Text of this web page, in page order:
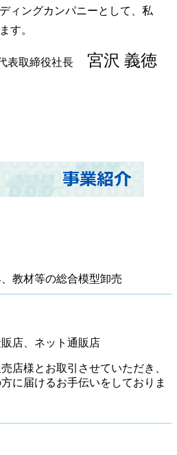
ィングカンパニーとして、私
す。
表取締役社長 宮沢 義徳
教材等の総合模型卸売
店、ネット通販店
店様とお取引させていただき、
に届けるお手伝いをしておりま